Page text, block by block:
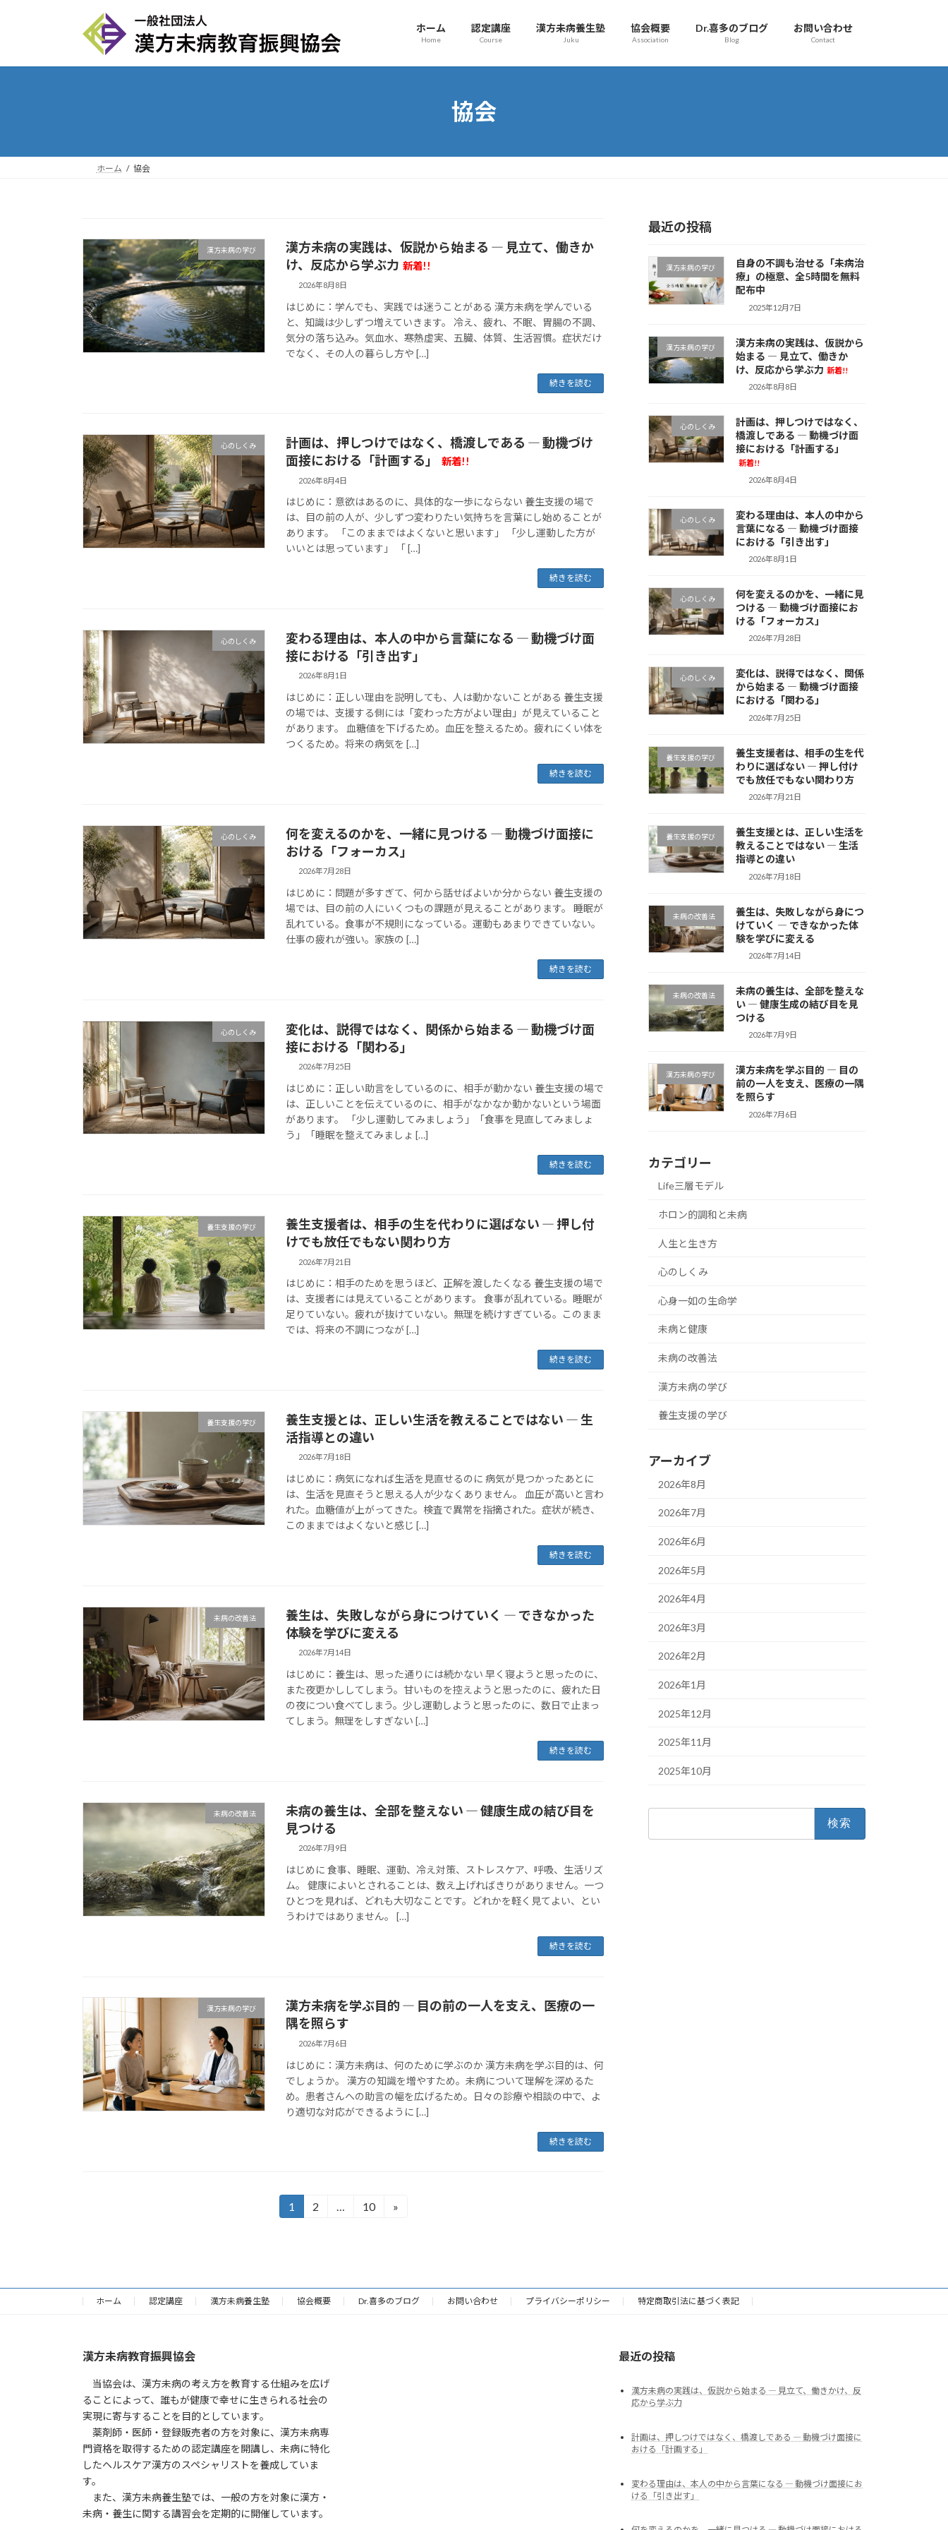
プ
動
ホーム
Home
認定講座
Course
漢方未病養生塾
Juku
協会概要
Association
Dr.喜多のブログ
Blog
お問い合わせ
Contact
協会
ホーム 協会
漢方未病の学び
漢方未病の実践は、仮説から始まる ― 見立て、働きか
け、反応から学ぶ力 新着!!
2026年8月8日
はじめに：学んでも、実践では迷うことがある 漢方未病を学んでいる
と、知識は少しずつ増えていきます。 冷え、疲れ、不眠、胃腸の不調、
気分の落ち込み。気血水、寒熱虚実、五臓、体質、生活習慣。症状だけ
でなく、その人の暮らし方や […]
続きを読む
心のしくみ
計画は、押しつけではなく、橋渡しである ― 動機づけ
面接における「計画する」
新着!!
2026年8月4日
はじめに：意欲はあるのに、具体的な一歩にならない 養生支援の場で
は、目の前の人が、少しずつ変わりたい気持ちを言葉にし始めることが
あります。 「このままではよくないと思います」 「少し運動した方が
いいとは思っています」 「 […]
続きを読む
心のしくみ
変わる理由は、本人の中から言葉になる ― 動機づけ面
接における「引き出す」
2026年8月1日
はじめに：正しい理由を説明しても、人は動かないことがある 養生支援
の場では、支援する側には「変わった方がよい理由」が見えていること
があります。 血糖値を下げるため。血圧を整えるため。疲れにくい体を
つくるため。将来の病気を […]
続きを読む
心のしくみ
何を変えるのかを、一緒に見つける ― 動機づけ面接に
おける「フォーカス」
2026年7月28日
はじめに：問題が多すぎて、何から話せばよいか分からない 養生支援の
場では、目の前の人にいくつもの課題が見えることがあります。 睡眠が
乱れている。食事が不規則になっている。運動もあまりできていない。
仕事の疲れが強い。家族の […]
続きを読む
心のしくみ
変化は、説得ではなく、関係から始まる ― 動機づけ面
接における「関わる」
2026年7月25日
はじめに：正しい助言をしているのに、相手が動かない 養生支援の場で
は、正しいことを伝えているのに、相手がなかなか動かないという場面
があります。 「少し運動してみましょう」「食事を見直してみましょ
う」「睡眠を整えてみましょ […]
続きを読む
養生支援の学び
養生支援者は、相手の生を代わりに選ばない ― 押し付
けでも放任でもない関わり方
2026年7月21日
はじめに：相手のためを思うほど、正解を渡したくなる 養生支援の場で
は、支援者には見えていることがあります。 食事が乱れている。睡眠が
足りていない。疲れが抜けていない。無理を続けすぎている。このまま
では、将来の不調につなが […]
続きを読む
養生支援の学び
養生支援とは、正しい生活を教えることではない ― 生
活指導との違い
2026年7月18日
はじめに：病気になれば生活を見直せるのに 病気が見つかったあとに
は、生活を見直そうと思える人が少なくありません。 血圧が高いと言わ
れた。血糖値が上がってきた。検査で異常を指摘された。症状が続き、
このままではよくないと感じ […]
続きを読む
未病の改善法
養生は、失敗しながら身につけていく ― できなかった
体験を学びに変える
2026年7月14日
はじめに：養生は、思った通りには続かない 早く寝ようと思ったのに、
また夜更かししてしまう。甘いものを控えようと思ったのに、疲れた日
の夜につい食べてしまう。少し運動しようと思ったのに、数日で止まっ
てしまう。無理をしすぎない […]
続きを読む
未病の改善法
未病の養生は、全部を整えない ― 健康生成の結び目を
見つける
2026年7月9日
はじめに 食事、睡眠、運動、冷え対策、ストレスケア、呼吸、生活リズ
ム。 健康によいとされることは、数え上げればきりがありません。一つ
ひとつを見れば、どれも大切なことです。どれかを軽く見てよい、とい
うわけではありません。 […]
続きを読む
漢方未病の学び
漢方未病を学ぶ目的 ― 目の前の一人を支え、医療の一
隅を照らす
2026年7月6日
はじめに：漢方未病は、何のために学ぶのか 漢方未病を学ぶ目的は、何
でしょうか。 漢方の知識を増やすため。未病について理解を深めるた
め。患者さんへの助言の幅を広げるため。日々の診療や相談の中で、よ
り適切な対応ができるように […]
続きを読む
ペ
ジ
送
り
固
1
固
2 …
固
10 »
最近の投稿
漢方未病の学び
自身の不調も治せる「未病治
療」の極意、全5時間を無料
配布中
2025年12月7日
漢方未病の学び
漢方未病の実践は、仮説から
始まる ― 見立て、働きか
け、反応から学ぶ力 新着!!
2026年8月8日
心のしくみ
計画は、押しつけではなく、
橋渡しである ― 動機づけ面
接における「計画する」
新着!!
2026年8月4日
心のしくみ
変わる理由は、本人の中から
言葉になる ― 動機づけ面接
における「引き出す」
2026年8月1日
心のしくみ
何を変えるのかを、一緒に見
つける ― 動機づけ面接にお
ける「フォーカス」
2026年7月28日
心のしくみ
変化は、説得ではなく、関係
から始まる ― 動機づけ面接
における「関わる」
2026年7月25日
養生支援の学び
養生支援者は、相手の生を代
わりに選ばない ― 押し付け
でも放任でもない関わり方
2026年7月21日
養生支援の学び
養生支援とは、正しい生活を
教えることではない ― 生活
指導との違い
2026年7月18日
未病の改善法
養生は、失敗しながら身につ
けていく ― できなかった体
験を学びに変える
2026年7月14日
未病の改善法
未病の養生は、全部を整えな
い ― 健康生成の結び目を見
つける
2026年7月9日
漢方未病の学び
漢方未病を学ぶ目的 ― 目の
前の一人を支え、医療の一隅
を照らす
2026年7月6日
カテゴリー
Life三層モデル
ホロン的調和と未病
人生と生き方
心のしくみ
心身一如の生命学
未病と健康
未病の改善法
漢方未病の学び
養生支援の学び
アーカイブ
2026年8月
2026年7月
2026年6月
2026年5月
2026年4月
2026年3月
2026年2月
2026年1月
2025年12月
2025年11月
2025年10月
ホーム 認定講座 漢方未病養生塾 協会概要 Dr.喜多のブログ お問い合わせ プライバシーポリシー 特定商取引法に基づく表記
漢方未病教育振興協会
当協会は、漢方未病の考え方を教育する仕組みを広げ
ることによって、誰もが健康で幸せに生きられる社会の
実現に寄与することを目的としています。
薬剤師・医師・登録販売者の方を対象に、漢方未病専
門資格を取得するための認定講座を開講し、未病に特化
したヘルスケア漢方のスペシャリストを養成していま
す。
また、漢方未病養生塾では、一般の方を対象に漢方・
未病・養生に関する講習会を定期的に開催しています。
最近の投稿
漢方未病の実践は、仮説から始まる ― 見立て、働きかけ、反
応から学ぶ力
計画は、押しつけではなく、橋渡しである ― 動機づけ面接に
おける「計画する」
変わる理由は、本人の中から言葉になる ― 動機づけ面接にお
ける「引き出す」